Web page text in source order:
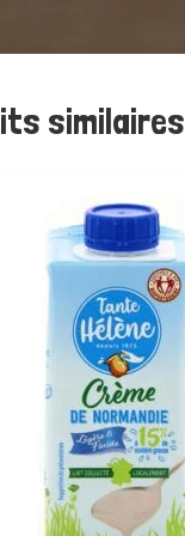
similaires